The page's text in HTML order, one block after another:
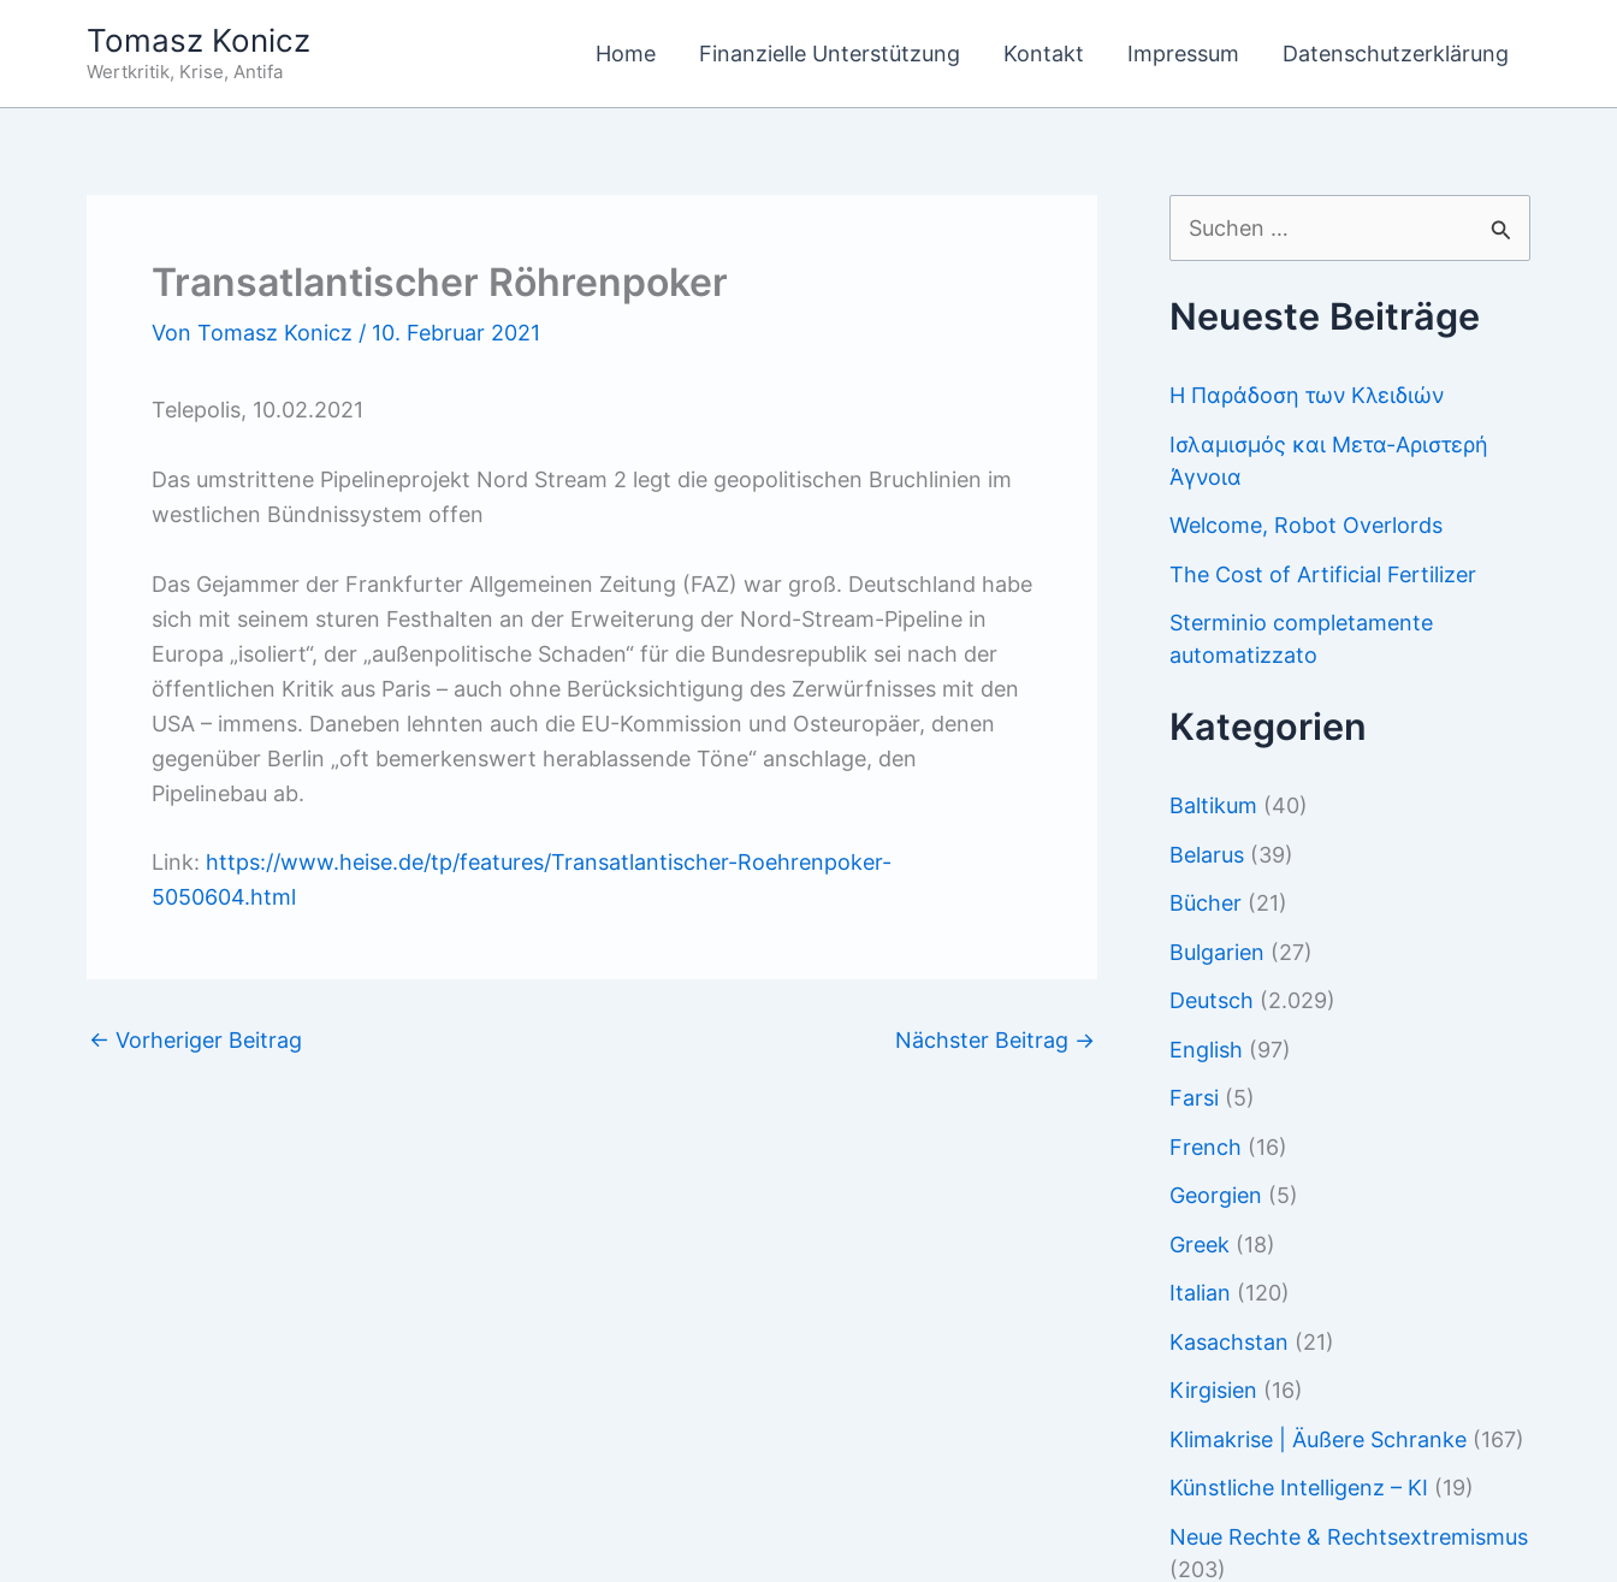
Tomasz Konicz
Wertkritik, Krise, Antifa
Home Finanzielle Unterstützung Kontakt Impressum Datenschutzerklärung
Transatlantischer Röhrenpoker
Von Tomasz Konicz / 10. Februar 2021
Telepolis, 10.02.2021
Das umstrittene Pipelineprojekt Nord Stream 2 legt die geopolitischen Bruchlinien im
westlichen Bündnissystem offen
Das Gejammer der Frankfurter Allgemeinen Zeitung (FAZ) war groß. Deutschland habe
sich mit seinem sturen Festhalten an der Erweiterung der Nord-Stream-Pipeline in
Europa „isoliert“, der „außenpolitische Schaden“ für die Bundesrepublik sei nach der
öffentlichen Kritik aus Paris – auch ohne Berücksichtigung des Zerwürfnisses mit den
USA – immens. Daneben lehnten auch die EU-Kommission und Osteuropäer, denen
gegenüber Berlin „oft bemerkenswert herablassende Töne“ anschlage, den
Pipelinebau ab.
Link: https://www.heise.de/tp/features/Transatlantischer-Roehrenpoker-
5050604.html
← Vorheriger Beitrag Nächster Beitrag →
Suchen
nach:
Neueste Beiträge
Η Παράδοση των Κλειδιών
Ισλαμισμός και Μετα-Αριστερή
Άγνοια
Welcome, Robot Overlords
The Cost of Artificial Fertilizer
Sterminio completamente
automatizzato
Kategorien
Baltikum (40)
Belarus (39)
Bücher (21)
Bulgarien (27)
Deutsch (2.029)
English (97)
Farsi (5)
French (16)
Georgien (5)
Greek (18)
Italian (120)
Kasachstan (21)
Kirgisien (16)
Klimakrise | Äußere Schranke (167)
Künstliche Intelligenz – KI (19)
Neue Rechte & Rechtsextremismus
(203)